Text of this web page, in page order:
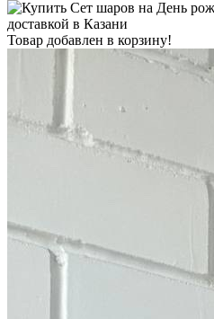
Товар добавлен в корзину!